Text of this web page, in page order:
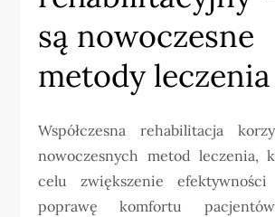
są nowoczesne
metody leczenia
Współczesna rehabilitacja
nowoczesnych metod leczenia,
celu zwiększenie
poprawę komfortu